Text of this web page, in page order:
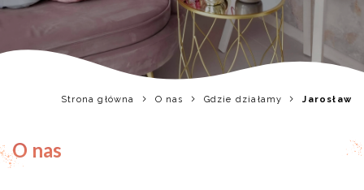
Strona główna O nas Gdzie działamy Jarosław
O nas